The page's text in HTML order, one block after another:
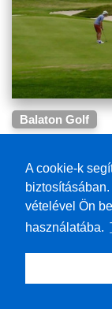
A cookie-k
vételével Ön
használatába.
Balaton Golf